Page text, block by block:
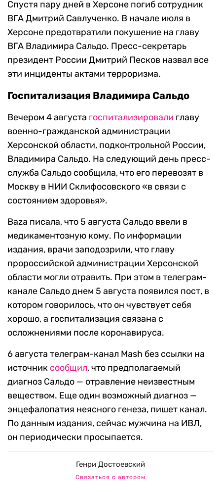
Спустя пару дней в Херсоне погиб сотрудник
ВГА Дмитрий Савлученко. В начале июля в
Херсоне предотвратили покушение на главу
ВГА Владимира Сальдо. Пресс-секретарь
президент России Дмитрий Песков назвал все
эти инциденты актами терроризма.
Госпитализация Владимира Сальдо
Вечером 4 августа госпитализировали главу
военно-гражданской администрации
Херсонской области, подконтрольной России,
Владимира Сальдо. На следующий день пресс-
служба Сальдо сообщила, что его перевозят в
Москву в НИИ Склифосовского «в связи с
состоянием здоровья».
Baza писала, что 5 августа Сальдо ввели в
медикаментозную кому. По информации
издания, врачи заподозрили, что главу
пророссийской администрации Херсонской
области могли отравить. При этом в телеграм-
канале Сальдо днем 5 августа появился пост, в
котором говорилось, что он чувствует себя
хорошо, а госпитализация связана с
осложнениями после коронавируса.
6 августа телеграм-канал Mash без ссылки на
источник сообщил, что предполагаемый
диагноз Сальдо — отравление неизвестным
веществом. Еще один возможный диагноз —
энцефалопатия неясного генеза, пишет канал.
По данным издания, сейчас мужчина на ИВЛ,
он периодически просыпается.
Генри Достоевский
Связаться с автором